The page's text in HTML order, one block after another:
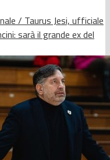
/ Taurus Jesi, ufficiale
sarà il grande ex del